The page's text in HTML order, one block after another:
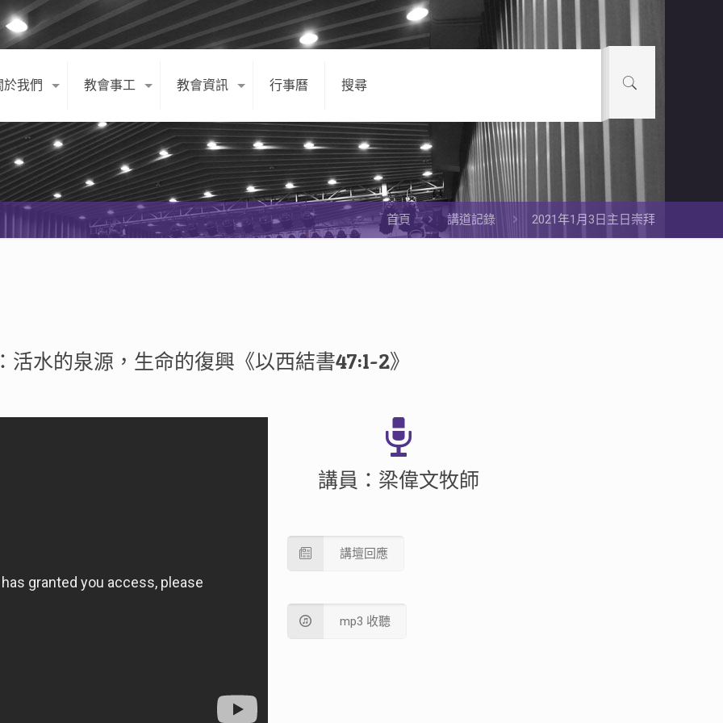
於我們 教會事工 教會資訊 行事曆 搜尋
首頁 講道記錄 2021年1月3日主日崇拜
活水的泉源，生命的復興《以西結書47:1-2》
講員：梁偉文牧師
講壇回應
mp3 收聽